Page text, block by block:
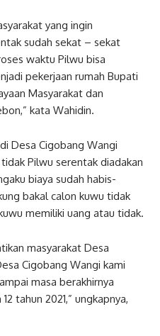
yang ingin
sudah sekat – sekat
waktu Pilwu bisa
pekerjaan rumah Bupati
Masyarakat dan
kata Wahidin.
Desa Cigobang Wangi
Pilwu serentak diadakan
biaya sudah habis-
bakal calon kuwu tidak
memiliki uang atau tidak.
masyarakat Desa
Cigobang Wangi kami
masa berakhirnya
tahun 2021,” ungkapnya,